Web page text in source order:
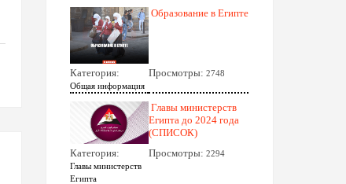
Образование в Египте
Категория:
Общая информация
Просмотры: 2748
Главы министерств
Египта до 2024 года
(СПИСОК)
Категория:
Главы министерств
Египта
Просмотры: 2294